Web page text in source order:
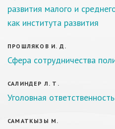
развития малого и
как института развития
ПРОШЛЯКОВ И. Д.
Сфера сотрудничества
САЛИНДЕР Л. Т.
Уголовная
САМАТКЫЗЫ М.